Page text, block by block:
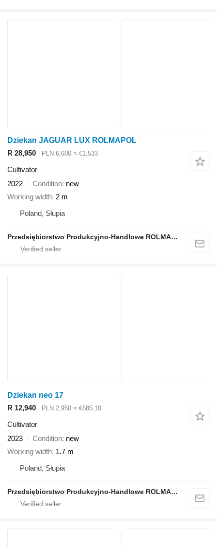
Dziekan JAGUAR LUX ROLMAPOL
R 28,950
PLN 6,600 ≈ €1,533
Cultivator
2022
Condition new
Working width 2 m
Poland, Słupia
Przedsiębiorstwo Produkcyjno-Handlowe ROLMAPOL Marcin Dziekan
Dziekan neo 17
R 12,940
PLN 2,950 ≈ €685.10
Cultivator
2023
Condition new
Working width 1.7 m
Poland, Słupia
Przedsiębiorstwo Produkcyjno-Handlowe ROLMAPOL Marcin Dziekan